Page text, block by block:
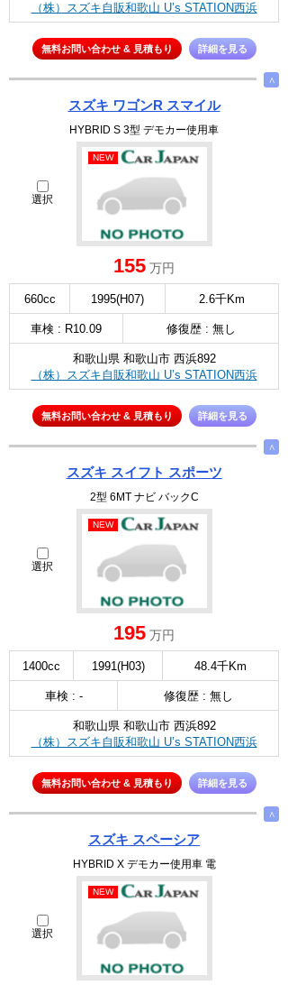
（株）スズキ自販和歌山 U’s STATION西浜
無料お問い合わせ & 見積もり 詳細を見る
∧
スズキ ワゴンR スマイル
HYBRID S 3型 デモカー使用車
選択
NEW
155 万円
660cc 1995(H07) 2.6千Km
車検 : R10.09 修復歴 : 無し
和歌山県 和歌山市 西浜892
（株）スズキ自販和歌山 U’s STATION西浜
無料お問い合わせ & 見積もり 詳細を見る
∧
スズキ スイフト スポーツ
2型 6MT ナビ バックC
選択
NEW
195 万円
1400cc 1991(H03) 48.4千Km
車検 : - 修復歴 : 無し
和歌山県 和歌山市 西浜892
（株）スズキ自販和歌山 U’s STATION西浜
無料お問い合わせ & 見積もり 詳細を見る
∧
スズキ スペーシア
HYBRID X デモカー使用車 電
選択
NEW